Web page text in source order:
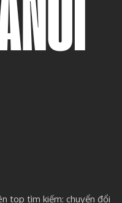
top tìm kiếm: chuyển đổi